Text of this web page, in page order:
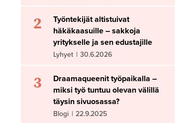
2
Työntekijät altistuivat
häkäkaasuille – sakkoja
yritykselle ja sen edustajille
Lyhyet | 30.6.2026
3
Draamaqueenit työpaikalla –
miksi työ tuntuu olevan välillä
täysin sivuosassa?
Blogi | 22.9.2025